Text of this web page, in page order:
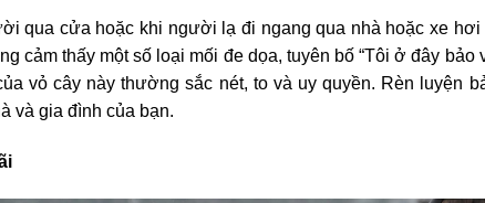
qua cửa hoặc khi người lạ đi ngang qua nhà hoặc xe
cảm thấy một số loại mối đe dọa, tuyên bố “Tôi ở đây
vỏ cây này thường sắc nét, to và uy quyền. Rèn luyện
và gia đình của bạn.